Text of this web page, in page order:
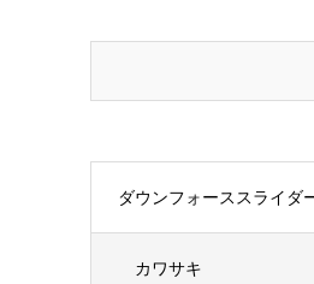
ダウンフォーススライダ
カワサキ